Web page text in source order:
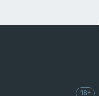
18+